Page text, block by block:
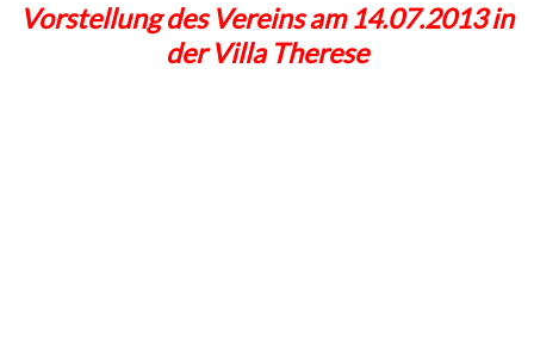
Vorstellung des Vereins am 14.07.2013 in
der Villa Therese